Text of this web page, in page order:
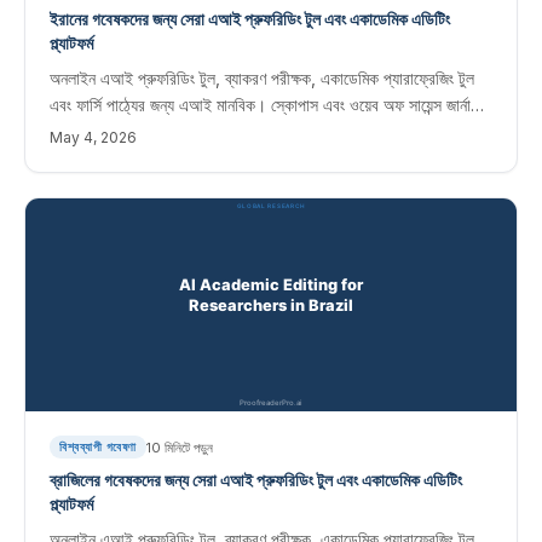
ইরানের গবেষকদের জন্য সেরা এআই প্রুফরিডিং টুল এবং একাডেমিক এডিটিং
প্ল্যাটফর্ম
অনলাইন এআই প্রুফরিডিং টুল, ব্যাকরণ পরীক্ষক, একাডেমিক প্যারাফ্রেজিং টুল
এবং ফার্সি পাঠ্যের জন্য এআই মানবিক। স্কোপাস এবং ওয়েব অফ সায়েন্স জার্নালে
প্রকাশিত ইরানি গবেষকদের জন্য তাত্ক্ষণিক সম্পাদনা সফ্টওয়্যার।
May 4, 2026
বিশ্বব্যাপী গবেষণা 10 মিনিটে পড়ুন
ব্রাজিলের গবেষকদের জন্য সেরা এআই প্রুফরিডিং টুল এবং একাডেমিক এডিটিং
প্ল্যাটফর্ম